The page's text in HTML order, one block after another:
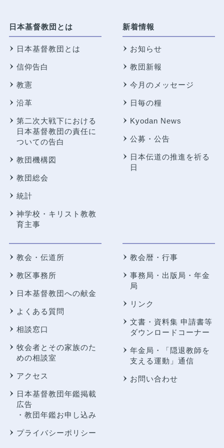
日本基督教団とは
日本基督教団とは
信仰告白
教憲
沿革
第二次大戦下における
日本基督教団の責任に
ついての告白
教団機構図
教団総会
統計
神学校・キリスト教教
育主事
新着情報
お知らせ
教団新報
今月のメッセージ
日毎の糧
Kyodan News
公募・公告
日本伝道の推進を祈る
日
教会・伝道所
教区事務所
日本基督教団への献金
よくある質問
相談窓口
牧会者とその家族のた
めの相談室
アクセス
日本基督教団年鑑掲載
広告
・教団年鑑お申し込み
プライバシーポリシー
教会暦・行事
事務局・出版局・年金
局
リンク
文書・資料集 申請書等
ダウンロードコーナー
年金局・
「隠退教師を
支える運動」通信
お問い合わせ